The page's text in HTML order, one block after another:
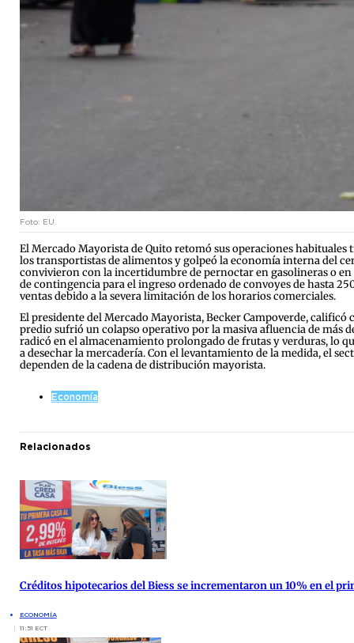
Foto: EU.
El Mercado Mayorista de Quito retomó sus operaciones
los transportistas de alimentos y golpeó la economía interna del
convivieron con la incertidumbre de pernoctar en gasolineras o en
de contingencia para el ingreso ordenado de convoyes de hasta
ventas debido a la severa limitación de los horarios comerciales.
El presidente del Mercado Mayorista, Becker Campoverde,
predio sufrió un colapso operativo por la masiva afluencia de
radicó en el almacenamiento prolongado de frutas y verduras, lo
a desechar la mercadería. Con el levantamiento de la medida, el
dependen de la cadena de distribución mayorista.
Economía
Relacionados
Créditos hipotecarios del Biess se incrementaron un 10% en el
ECONOMÍA
11:51 ECT